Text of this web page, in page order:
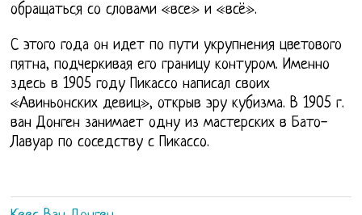
обращаться со словами «все» и «всё».
С этого года он идет по пути укрупнения цветового
пятна, подчеркивая его границу контуром. Именно
здесь в 1905 году Пикассо написал своих
«Авиньонских девиц», открыв эру кубизма. В 1905 г.
ван Донген занимает одну из мастерских в Бато-
Лавуар по соседству с Пикассо.